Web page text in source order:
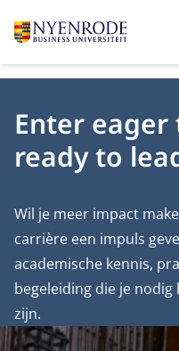
Enter eager
ready to
Wil je meer impact
carrière een impuls
academische kennis,
begeleiding die je
zijn.